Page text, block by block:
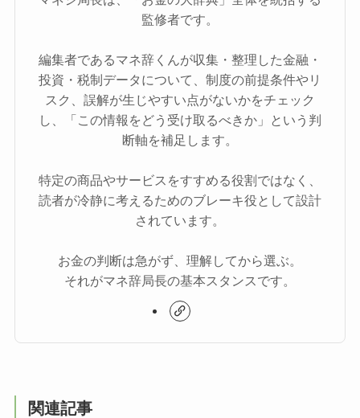
監修者です。
編集者であるマネ辞くんが収集・整理した金融・
投資・税制データについて、制度の前提条件やリ
スク、誤解が生じやすい点がないかをチェック
し、「この情報をどう受け取るべきか」という判
断軸を補足します。
特定の商品やサービスをすすめる役割ではなく、
読者が冷静に考えるためのブレーキ役として設計
されています。
お金の判断は急がず、理解してから選ぶ。
それがマネ辞局長の基本スタンスです。
関連記事